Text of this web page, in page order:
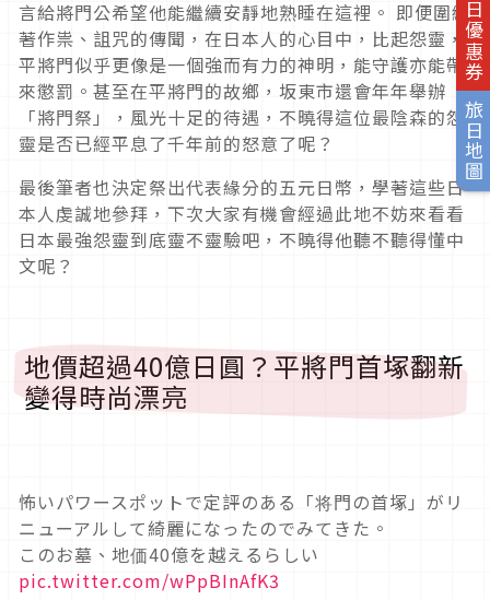
旅日優惠券
旅日地圖
言給將門公希望他能繼續安靜地熟睡在這裡。 即便圍繞
著作祟、詛咒的傳聞，在日本人的心目中，比起怨靈，
平將門似乎更像是一個強而有力的神明，能守護亦能帶
來懲罰。甚至在平將門的故鄉，坂東市還會年年舉辦
「將門祭」，風光十足的待遇，不曉得這位最陰森的怨
靈是否已經平息了千年前的怒意了呢？
最後筆者也決定祭出代表緣分的五元日幣，學著這些日
本人虔誠地參拜，下次大家有機會經過此地不妨來看看
日本最強怨靈到底靈不靈驗吧，不曉得他聽不聽得懂中
文呢？
地價超過40億日圓？平將門首塚翻新
變得時尚漂亮
怖いパワースポットで定評のある「将門の首塚」がリ
ニューアルして綺麗になったのでみてきた。
このお墓、地価40億を越えるらしい
pic.twitter.com/wPpBInAfK3